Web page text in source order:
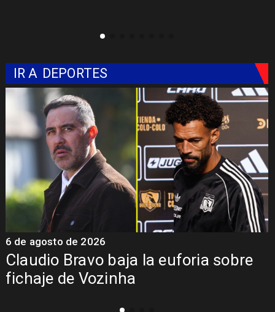
IR A DEPORTES
Claudio Bravo baja la euforia sobre
fichaje de Vozinha
6 de agosto de 2026